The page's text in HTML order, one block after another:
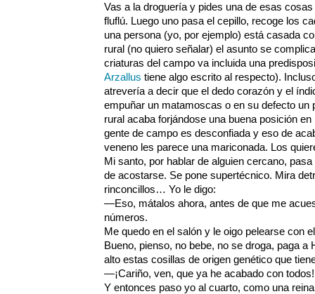
Vas a la droguería y pides una de esas
fluflú. Luego uno pasa el cepillo, recoge los
una persona (yo, por ejemplo) está casada
rural (no quiero señalar) el asunto se
criaturas del campo va incluida una
Arzallus tiene algo escrito al respecto).
atrevería a decir que el dedo corazón y el
empuñar un matamoscas o en su defecto un
rural acaba forjándose una buena posición
gente de campo es desconfiada y eso de
veneno les parece una mariconada. Los
Mi santo, por hablar de alguien cercano,
de acostarse. Se pone supertécnico. Mira
rinconcillos… Yo le digo:
—Eso, mátalos ahora, antes de que me
números.
Me quedo en el salón y le oigo pelearse con
Bueno, pienso, no bebe, no se droga, paga a
alto estas cosillas de origen genético que
—¡Cariño, ven, que ya he acabado con todos!
Y entonces paso yo al cuarto, como una